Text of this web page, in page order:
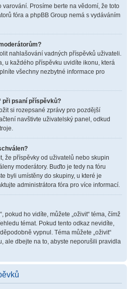
Prosíme berte na vědomí, že toto
fóra a phpBB Group nemá s vydáváním
nahlašování vadných příspěvků uživateli.
u každého příspěvku uvidíte ikonu, která
všechny nezbytné informace pro
při psaní příspěvků?
si rozepsané zprávy pro pozdější
navštivte uživatelský panel, odkud
že příspěvky od uživatelů nebo skupin
moderátory. Buďto je tedy na fóru
byli umístěny do skupiny, u které je
administrátora fóra pro více informací.
pokud ho vidíte, můžete „oživit“ téma, čímž
témat. Pokud tento odkaz nevidíte,
vypnul. Téma můžete „oživit“
ale dbejte na to, abyste neporušili pravidla